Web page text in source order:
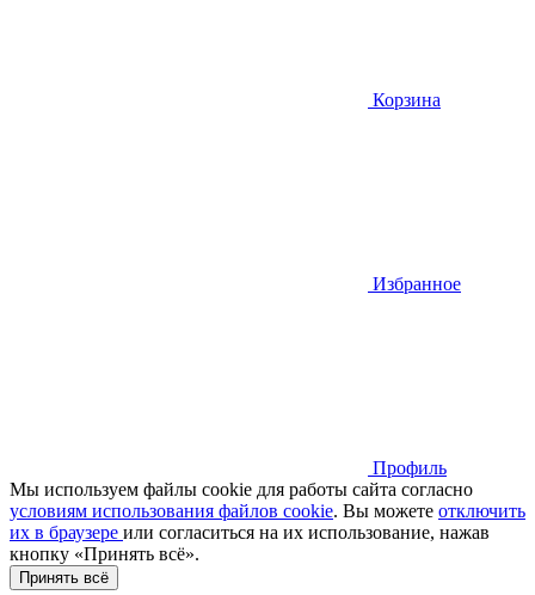
Корзина
Избранное
Профиль
Мы используем файлы cookie для работы сайта согласно
условиям использования файлов cookie. Вы можете отключить
их в браузере или cогласиться на их использование, нажав
кнопку «Принять всё».
Принять всё